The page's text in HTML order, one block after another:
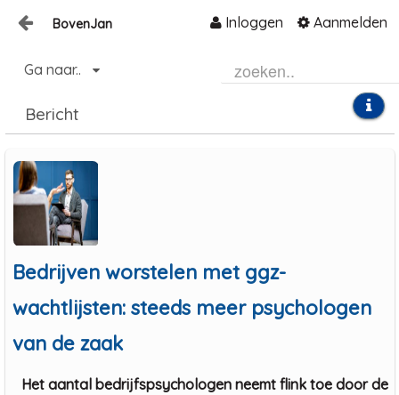
Inloggen Aanmelden
BovenJan
Home
Zoeken
Ga naar..
Bericht
Bedrijven worstelen met ggz-
wachtlijsten: steeds meer psychologen
van de zaak
Het aantal bedrijfspsychologen neemt flink toe door de